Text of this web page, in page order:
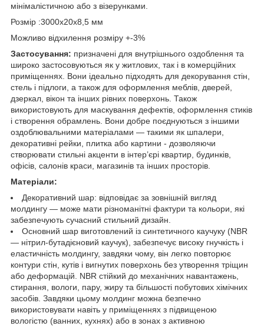
мінімалістичною або з візерунками.
Розмір :3000х20х8,5 мм
Можливо відхилення розміру +-3%
Застосування: призначені для внутрішнього оздоблення та
широко застосовуються як у житлових, так і в комерційних
приміщеннях. Вони ідеально підходять для декорування стін,
стель і підлоги, а також для оформлення меблів, дверей,
дзеркал, вікон та інших рівних поверхонь. Також
використовують для маскування дефектів, оформлення стиків
і створення обрамлень. Вони добре поєднуються з іншими
оздоблювальними матеріалами — такими як шпалери,
декоративні рейки, плитка або картини - дозволяючи
створювати стильні акценти в інтер’єрі квартир, будинків,
офісів, салонів краси, магазинів та інших просторів.
Матеріали:
Декоративний шар: відповідає за зовнішній вигляд
молдингу — може мати різноманітні фактури та кольори, які
забезпечують сучасний стильний дизайн.
Основний шар виготовлений із синтетичного каучуку (NBR
— нітрил-бутадієновий каучук), забезпечує високу гнучкість і
еластичність молдингу, завдяки чому, він легко повторює
контури стін, кутів і вигнутих поверхонь без утворення тріщин
або деформацій. NBR стійкий до механічних навантажень,
стирання, вологи, пару, жиру та більшості побутових хімічних
засобів. Завдяки цьому молдинг можна безпечно
використовувати навіть у приміщеннях з підвищеною
вологістю (ванних, кухнях) або в зонах з активною